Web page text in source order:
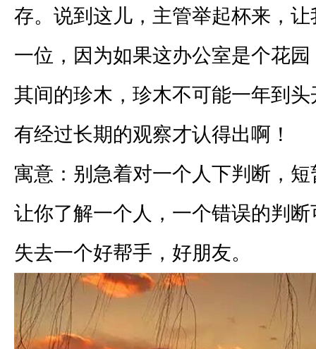
存。说到这儿，主管举起杯来，
一位，因为如果这办公室是个花
其间的珍木，珍木不可能一年到
有经过长期的观察才认得出啊！
寓意：别急着对一个人下判断，
让你了解一个人，一个错误的判
失去一个好帮手，好朋友。